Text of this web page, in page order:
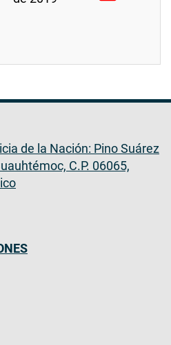
de la Nación: Pino Suárez
C.P. 06065,